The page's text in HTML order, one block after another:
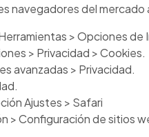
navegadores del
> Opciones
> Privacidad > Cookies.
avanzadas > Privacidad.
Ajustes > Safari
> Configuración de sitios